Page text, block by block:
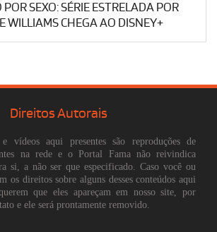
SEXO: SÉRIE ESTRELADA POR
WILLIAMS CHEGA AO DISNEY+
Direitos Autorais
vídeos aqui presentes são reproduções de
na rede e o Portal Fama não reivindica
si, a não ser que especificado. Caso você ou
os direitos sobre alguns desses conteúdos aqui
que eles apareçam em nosso site, por
e ele será prontamente removido.